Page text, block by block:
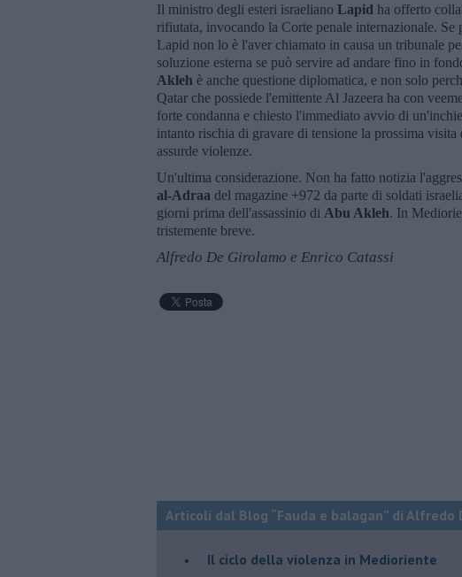
Il ministro degli esteri israeliano Lapid ha offerto
rifiutata, invocando la Corte penale internazionale.
Lapid non lo è l'aver chiamato in causa un tribunale
soluzione esterna se può servire ad andare fino in
Akleh è anche questione diplomatica, e non solo
Qatar che possiede l'emittente Al Jazeera ha con
forte condanna e chiesto l'immediato avvio di
intanto rischia di gravare di tensione la prossima visita
assurde violenze.
Un'ultima considerazione. Non ha fatto notizia
al-Adraa del magazine +972 da parte di soldati
giorni prima dell'assassinio di Abu Akleh. In
tristemente breve.
Alfredo De Girolamo e Enrico Catassi
Articoli dal Blog “Fauda e balagan” di Alfredo
Il ciclo della violenza in Medioriente